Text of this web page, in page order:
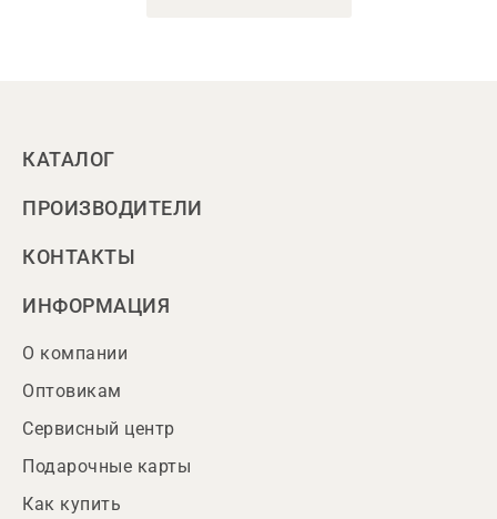
КАТАЛОГ
ПРОИЗВОДИТЕЛИ
КОНТАКТЫ
ИНФОРМАЦИЯ
О компании
Оптовикам
Сервисный центр
Подарочные карты
Как купить